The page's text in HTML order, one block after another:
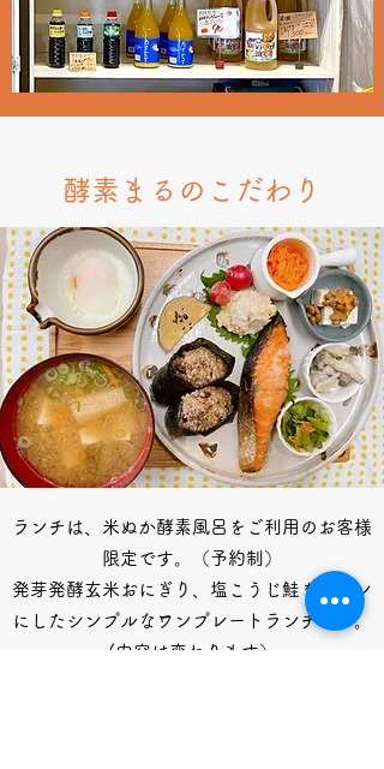
​酵素まるのこだわり
ランチは、米ぬか酵素風呂をご利用のお客様
限定です。（予約制）
発芽発酵玄米おにぎり、塩こうじ鮭をメイン
にしたシンプルなワンプレートランチです。
(内容は変わります）